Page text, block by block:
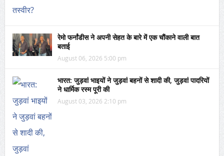
रेमो फर्नांडीस ने अपनी सेहत के बारे में एक चौंकाने वाली बात
बताई
August 06, 2026 5:00 pm
भारत: जुड़वां भाइयों ने जुड़वां बहनों से शादी की, जुड़वां पादरियों
ने धार्मिक रस्म पूरी की
August 03, 2026 2:10 pm